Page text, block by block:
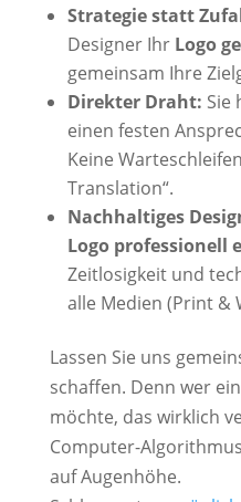
Strategie statt
Designer Ihr Logo
gemeinsam Ihre
Direkter Draht: Sie
einen festen
Keine
Translation“.
Nachhaltiges
Logo professionell
Zeitlosigkeit und
alle Medien (Print &
Lassen Sie uns
schaffen. Denn wer ein
möchte, das wirklich
Computer-
auf Augenhöhe.